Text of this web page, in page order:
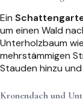
Ein
um einen Wald
Unterholzbaum
mehrstämmigen
Stauden hinzu
Kronendach und